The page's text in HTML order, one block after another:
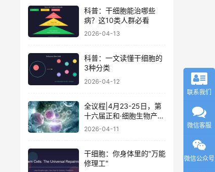
科普：干细胞能治哪些
病？这10类人群必看
2026-04-13
科普：一文读懂干细胞的
3种分类
2026-04-12
全议程|4月23-25日，第
十六届正和·细胞生物产业
大会暨细胞治疗与再生医
2026-04-11
干细胞：你身体里的"万能
修理工"
联系我们
微信客服
微信公众号